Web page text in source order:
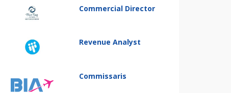
Commercial Director
Revenue Analyst
Commissaris